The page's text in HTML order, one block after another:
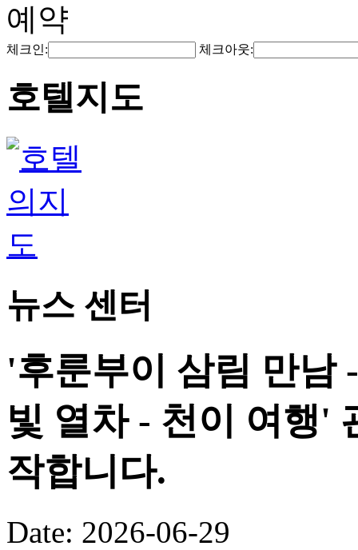
예약
체크인: 체크아웃:
호텔지도
뉴스 센터
'후룬부이 삼림 만남
빛 열차 - 천이 여행'
작합니다.
Date: 2026-06-29